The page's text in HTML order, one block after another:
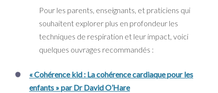
Pour les parents, enseignants, et praticiens qui
souhaitent explorer plus en profondeur les
techniques de respiration et leur impact, voici
quelques ouvrages recommandés :
« Cohérence kid : La cohérence cardiaque pour les
enfants » par Dr David O’Hare